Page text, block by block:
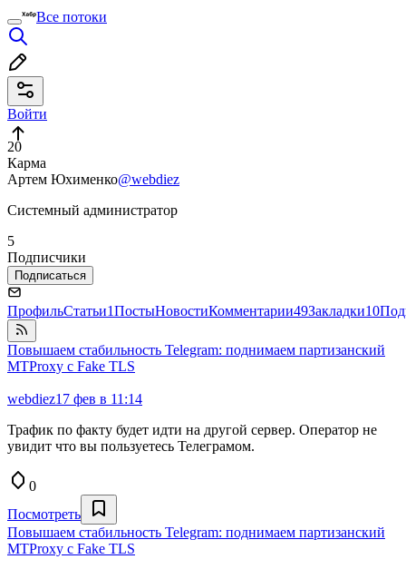
Все потоки
Войти
20
Карма
Артем Юхименко@webdiez
Системный администратор
5
Подписчики
Подписаться
ПрофильСтатьи1ПостыНовостиКомментарии49Закладки10
Повышаем стабильность Telegram: поднимаем партизанский
MTProxy с Fake TLS
webdiez17 фев в 11:14
Трафик по факту будет идти на другой сервер. Оператор не
увидит что вы пользуетесь Телеграмом.
0
Посмотреть
Повышаем стабильность Telegram: поднимаем партизанский
MTProxy с Fake TLS